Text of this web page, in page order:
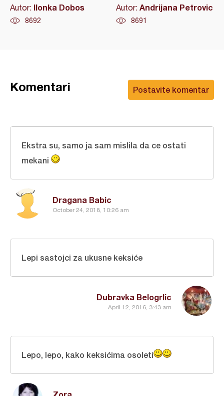
Autor: Ilonka Dobos
8692
Autor: Andrijana Petrovic
8691
Postavite komentar
Komentari
Dragana Babic
October 24, 2018, 10:26 am
Ekstra su, samo ja sam mislila da ce ostati
mekani
Dubravka Belogrlic
April 12, 2016, 3:43 am
Lepi sastojci za ukusne keksiće
Lepo, lepo, kako keksićima osoleti